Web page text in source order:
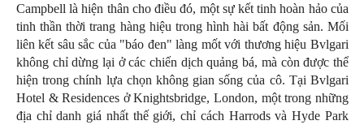
Campbell là hiện thân cho điều đó, một sự kết tinh hoàn hảo của
tinh thần thời trang hàng hiệu trong hình hài bất động sản. Mối
liên kết sâu sắc của "báo đen" làng mốt với thương hiệu Bvlgari
không chỉ dừng lại ở các chiến dịch quảng bá, mà còn được thể
hiện trong chính lựa chọn không gian sống của cô. Tại Bvlgari
Hotel & Residences ở Knightsbridge, London, một trong những
địa chỉ danh giá nhất thế giới, chỉ cách Harrods và Hyde Park